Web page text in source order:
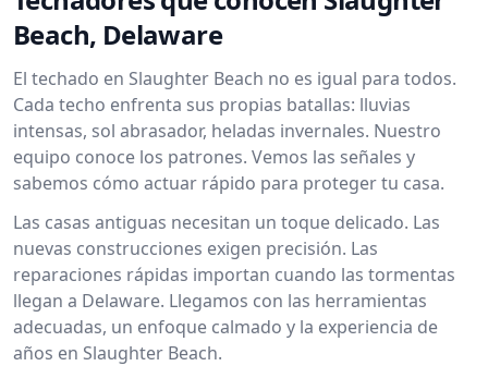
Beach, Delaware
El techado en Slaughter Beach no es igual para todos.
Cada techo enfrenta sus propias batallas: lluvias
intensas, sol abrasador, heladas invernales. Nuestro
equipo conoce los patrones. Vemos las señales y
sabemos cómo actuar rápido para proteger tu casa.
Las casas antiguas necesitan un toque delicado. Las
nuevas construcciones exigen precisión. Las
reparaciones rápidas importan cuando las tormentas
llegan a Delaware. Llegamos con las herramientas
adecuadas, un enfoque calmado y la experiencia de
años en Slaughter Beach.